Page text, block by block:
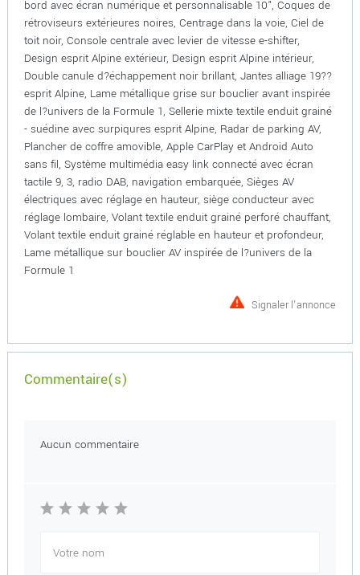
bord avec écran numérique et personnalisable 10", Coques de
rétroviseurs extérieures noires, Centrage dans la voie, Ciel de
toit noir, Console centrale avec levier de vitesse e-shifter,
Design esprit Alpine extérieur, Design esprit Alpine intérieur,
Double canule d?échappement noir brillant, Jantes alliage 19??
esprit Alpine, Lame métallique grise sur bouclier avant inspirée
de l?univers de la Formule 1, Sellerie mixte textile enduit grainé
- suédine avec surpiqures esprit Alpine, Radar de parking AV,
Plancher de coffre amovible, Apple CarPlay et Android Auto
sans fil, Système multimédia easy link connecté avec écran
tactile 9, 3, radio DAB, navigation embarquée, Sièges AV
électriques avec réglage en hauteur, siège conducteur avec
réglage lombaire, Volant textile enduit grainé perforé chauffant,
Volant textile enduit grainé réglable en hauteur et profondeur,
Lame métallique sur bouclier AV inspirée de l?univers de la
Formule 1
Signaler l'annonce
Commentaire(s)
Aucun commentaire